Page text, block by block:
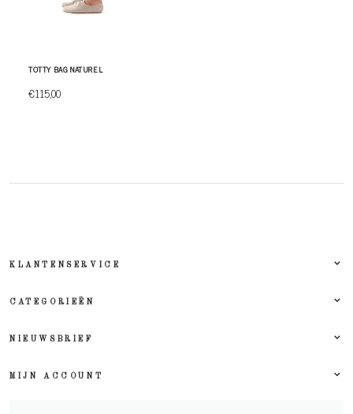
TOTTY BAG NATUREL
€115,00
KLANTENSERVICE
CATEGORIEËN
NIEUWSBRIEF
MIJN ACCOUNT